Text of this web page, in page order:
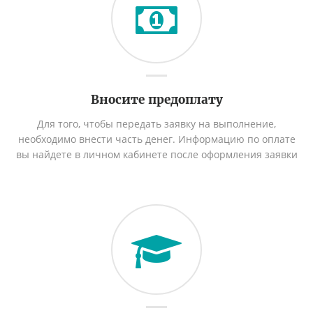
Вносите предоплату
Для того, чтобы передать заявку на выполнение,
необходимо внести часть денег. Информацию по оплате
вы найдете в личном кабинете после оформления заявки